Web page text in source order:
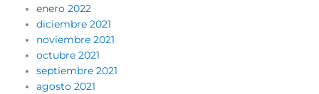
enero 2022
diciembre 2021
noviembre 2021
octubre 2021
septiembre 2021
agosto 2021